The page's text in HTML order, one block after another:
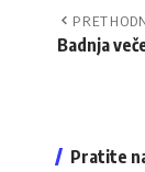
Badnja
Pratite